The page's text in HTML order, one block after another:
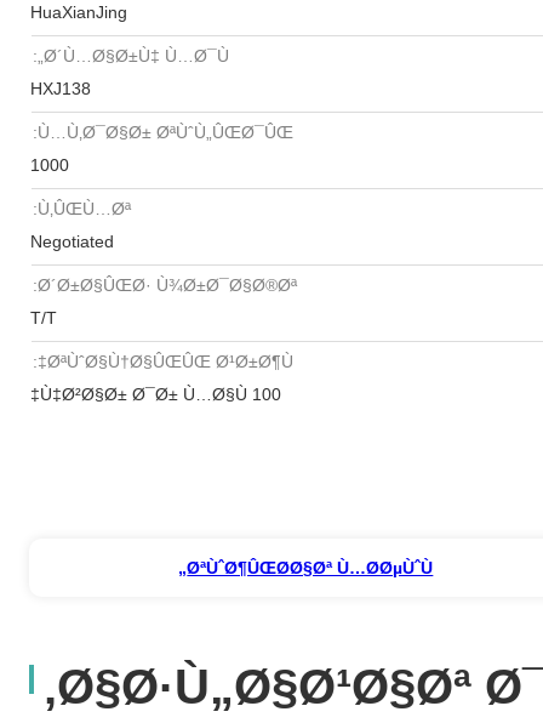
HuaXianJing
Ø´Ù…Ø§Ø±Ù‡ Ù…Ø¯Ù„:
HXJ138
Ù…Ù‚Ø¯Ø§Ø± ØªÙˆÙ„ÛŒØ¯ÛŒ:
1000
Ù‚ÛŒÙ…Øª:
Negotiated
Ø´Ø±Ø§ÛŒØ· Ù¾Ø±Ø¯Ø§Ø®Øª:
T/T
ØªÙˆØ§Ù†Ø§ÛŒÛŒ Ø¹Ø±Ø¶Ù‡:
100 Ù‡Ø²Ø§Ø± Ø¯Ø± Ù…Ø§Ù‡
ØªÙˆØ¶ÛŒØ­Ø§Øª Ù…Ø­ØµÙˆÙ„
Ø§Ø·Ù„Ø§Ø¹Ø§Øª